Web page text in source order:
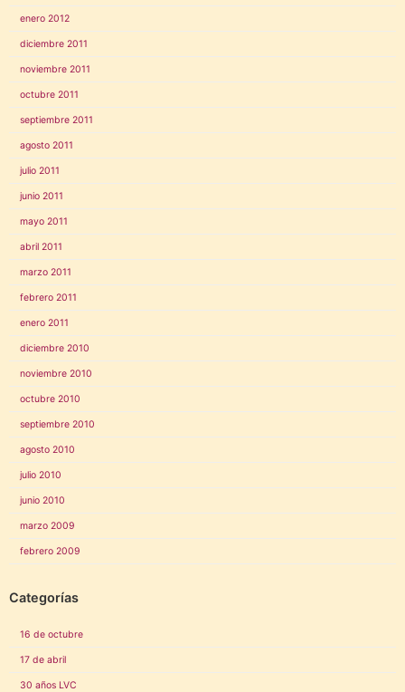
enero 2012
diciembre 2011
noviembre 2011
octubre 2011
septiembre 2011
agosto 2011
julio 2011
junio 2011
mayo 2011
abril 2011
marzo 2011
febrero 2011
enero 2011
diciembre 2010
noviembre 2010
octubre 2010
septiembre 2010
agosto 2010
julio 2010
junio 2010
marzo 2009
febrero 2009
Categorías
16 de octubre
17 de abril
30 años LVC